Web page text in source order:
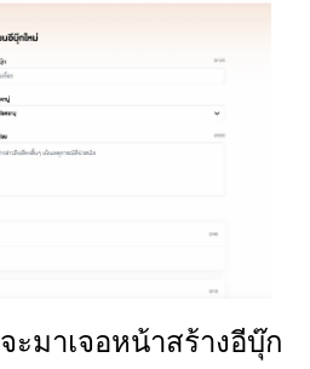
จะมาเจอหน้าสร้างอีบุ๊ก